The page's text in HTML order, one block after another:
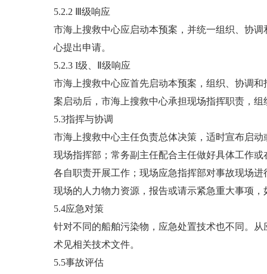
5.2.2 Ⅲ级响应
市海上搜救中心应启动本预案，并统一组织、协
心提出申请。
5.2.3 I级、Ⅱ级响应
市海上搜救中心应首先启动本预案，组织、协调
案启动后，市海上搜救中心承担现场指挥职责，
5.3指挥与协调
市海上搜救中心主任负责总体决策，适时宣布启
现场指挥部；常务副主任配合主任做好具体工作
各自职责开展工作；现场应急指挥部对事故现场
现场的人力物力资源，报告或请示紧急重大事项
5.4应急对策
针对不同的船舶污染物，应急处置技术也不同。
术见相关技术文件。
5.5事故评估